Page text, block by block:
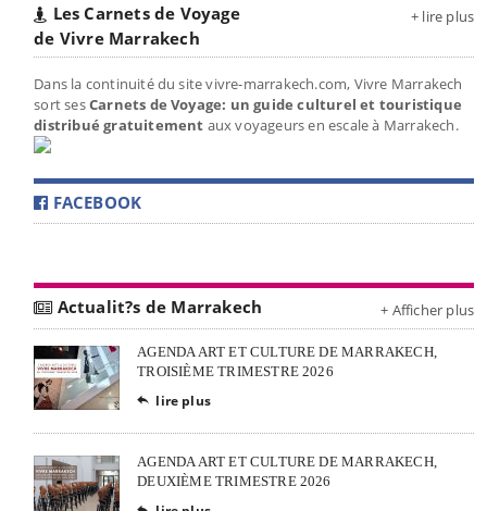
Les Carnets de Voyage
de Vivre Marrakech
+ lire plus
Dans la continuité du site vivre-marrakech.com, Vivre Marrakech
sort sesCarnets de Voyage: un guide culturel et touristique
distribué gratuitement aux voyageurs en escale à Marrakech.
FACEBOOK
Actualit?s de Marrakech + Afficher plus
AGENDA ART ET CULTURE DE MARRAKECH,
TROISIÈME TRIMESTRE 2026
 lire plus
AGENDA ART ET CULTURE DE MARRAKECH,
DEUXIÈME TRIMESTRE 2026